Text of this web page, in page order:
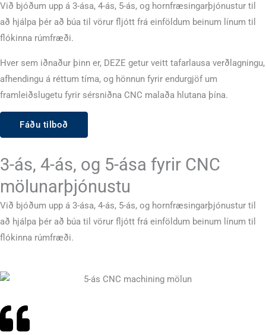
Við bjóðum upp á 3-ása, 4-ás, 5-ás, og hornfræsingarþjónustur til
að hjálpa þér að búa til vörur fljótt frá einföldum beinum línum til
flókinna rúmfræði.
Hver sem iðnaður þinn er, DEZE getur veitt tafarlausa verðlagningu,
afhendingu á réttum tíma, og hönnun fyrir endurgjöf um
framleiðslugetu fyrir sérsniðna CNC malaða hlutana þína.
Fáðu tilboð
3-ás, 4-ás, og 5-ása fyrir CNC
mölunarþjónustu
Við bjóðum upp á 3-ása, 4-ás, 5-ás, og hornfræsingarþjónustur til
að hjálpa þér að búa til vörur fljótt frá einföldum beinum línum til
flókinna rúmfræði.